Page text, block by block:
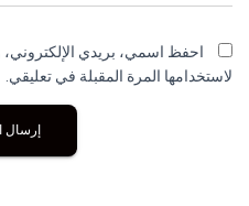
احفظ اسمي، بريدي الإلكتروني،
لاستخدامها المرة المقبلة في تعليقي.